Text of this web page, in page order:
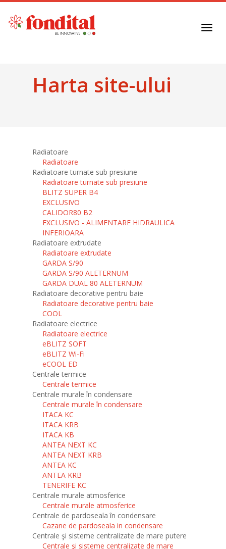
Harta site-ului
Radiatoare
Radiatoare
Radiatoare turnate sub presiune
Radiatoare turnate sub presiune
BLITZ SUPER B4
EXCLUSIVO
CALIDOR80 B2
EXCLUSIVO - ALIMENTARE HIDRAULICA
INFERIOARA
Radiatoare extrudate
Radiatoare extrudate
GARDA S/90
GARDA S/90 ALETERNUM
GARDA DUAL 80 ALETERNUM
Radiatoare decorative pentru baie
Radiatoare decorative pentru baie
COOL
Radiatoare electrice
Radiatoare electrice
eBLITZ SOFT
eBLITZ Wi-Fi
eCOOL ED
Centrale termice
Centrale termice
Centrale murale în condensare
Centrale murale în condensare
ITACA KC
ITACA KRB
ITACA KB
ANTEA NEXT KC
ANTEA NEXT KRB
ANTEA KC
ANTEA KRB
TENERIFE KC
Centrale murale atmosferice
Centrale murale atmosferice
Centrale de pardoseala în condensare
Cazane de pardoseala in condensare
Centrale şi sisteme centralizate de mare putere
Centrale şi sisteme centralizate de mare